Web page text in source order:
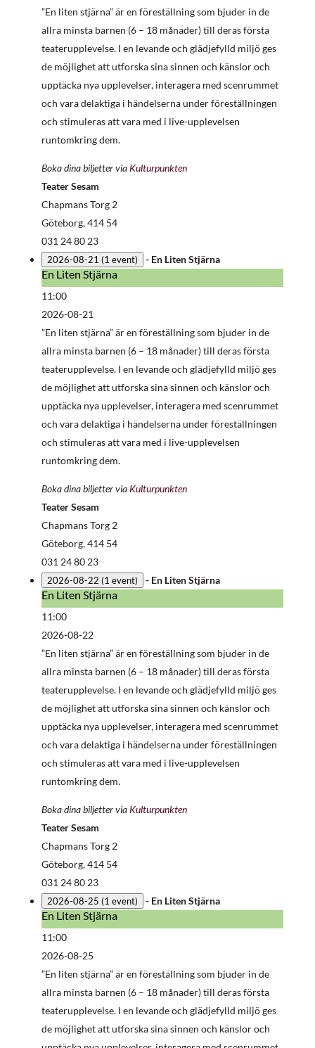
”En liten stjärna” är en föreställning som bjuder in de
allra minsta barnen (6 – 18 månader) till deras första
teaterupplevelse. I en levande och glädjefylld miljö ges
de möjlighet att utforska sina sinnen och känslor och
upptäcka nya upplevelser, interagera med scenrummet
och vara delaktiga i händelserna under föreställningen
och stimuleras att vara med i live-upplevelsen
runtomkring dem.
Boka dina biljetter via Kulturpunkten
Teater Sesam
Chapmans Torg 2
Göteborg,414 54
031 24 80 23
2026-08-21 (1 event) - En Liten Stjärna
En
Liten
Stjärna
En Liten Stjärna
11:00
2026-08-21
”En liten stjärna” är en föreställning som bjuder in de
allra minsta barnen (6 – 18 månader) till deras första
teaterupplevelse. I en levande och glädjefylld miljö ges
de möjlighet att utforska sina sinnen och känslor och
upptäcka nya upplevelser, interagera med scenrummet
och vara delaktiga i händelserna under föreställningen
och stimuleras att vara med i live-upplevelsen
runtomkring dem.
Boka dina biljetter via Kulturpunkten
Teater Sesam
Chapmans Torg 2
Göteborg,414 54
031 24 80 23
2026-08-22 (1 event) - En Liten Stjärna
En
Liten
Stjärna
En Liten Stjärna
11:00
2026-08-22
”En liten stjärna” är en föreställning som bjuder in de
allra minsta barnen (6 – 18 månader) till deras första
teaterupplevelse. I en levande och glädjefylld miljö ges
de möjlighet att utforska sina sinnen och känslor och
upptäcka nya upplevelser, interagera med scenrummet
och vara delaktiga i händelserna under föreställningen
och stimuleras att vara med i live-upplevelsen
runtomkring dem.
Boka dina biljetter via Kulturpunkten
Teater Sesam
Chapmans Torg 2
Göteborg,414 54
031 24 80 23
2026-08-25 (1 event) - En Liten Stjärna
En
Liten
Stjärna
En Liten Stjärna
11:00
2026-08-25
”En liten stjärna” är en föreställning som bjuder in de
allra minsta barnen (6 – 18 månader) till deras första
teaterupplevelse. I en levande och glädjefylld miljö ges
de möjlighet att utforska sina sinnen och känslor och